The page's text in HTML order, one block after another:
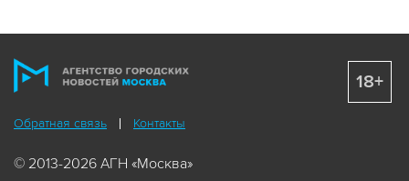
Обратная связь Контакты
© 2013-2026 АГН «Москва»
18+